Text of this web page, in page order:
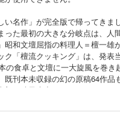
い名作」が完全版で帰ってきま
った最初の大きな分岐点は、人
和文壇屈指の料理人＝檀一雄
ク「檀流クッキング」は、発表
の食卓と文壇に一大旋風を巻
既刊本未収録の幻の原稿64作
郎＆晴子夫妻がすべてのメニュ
で紹介します。書斎で、リビン
て楽しく、食べれば美味しい！